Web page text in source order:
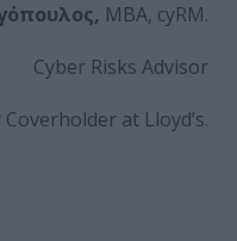
, ΜΒΑ, cyRM.
Cyber Risks Advisor
at Lloyd’s.